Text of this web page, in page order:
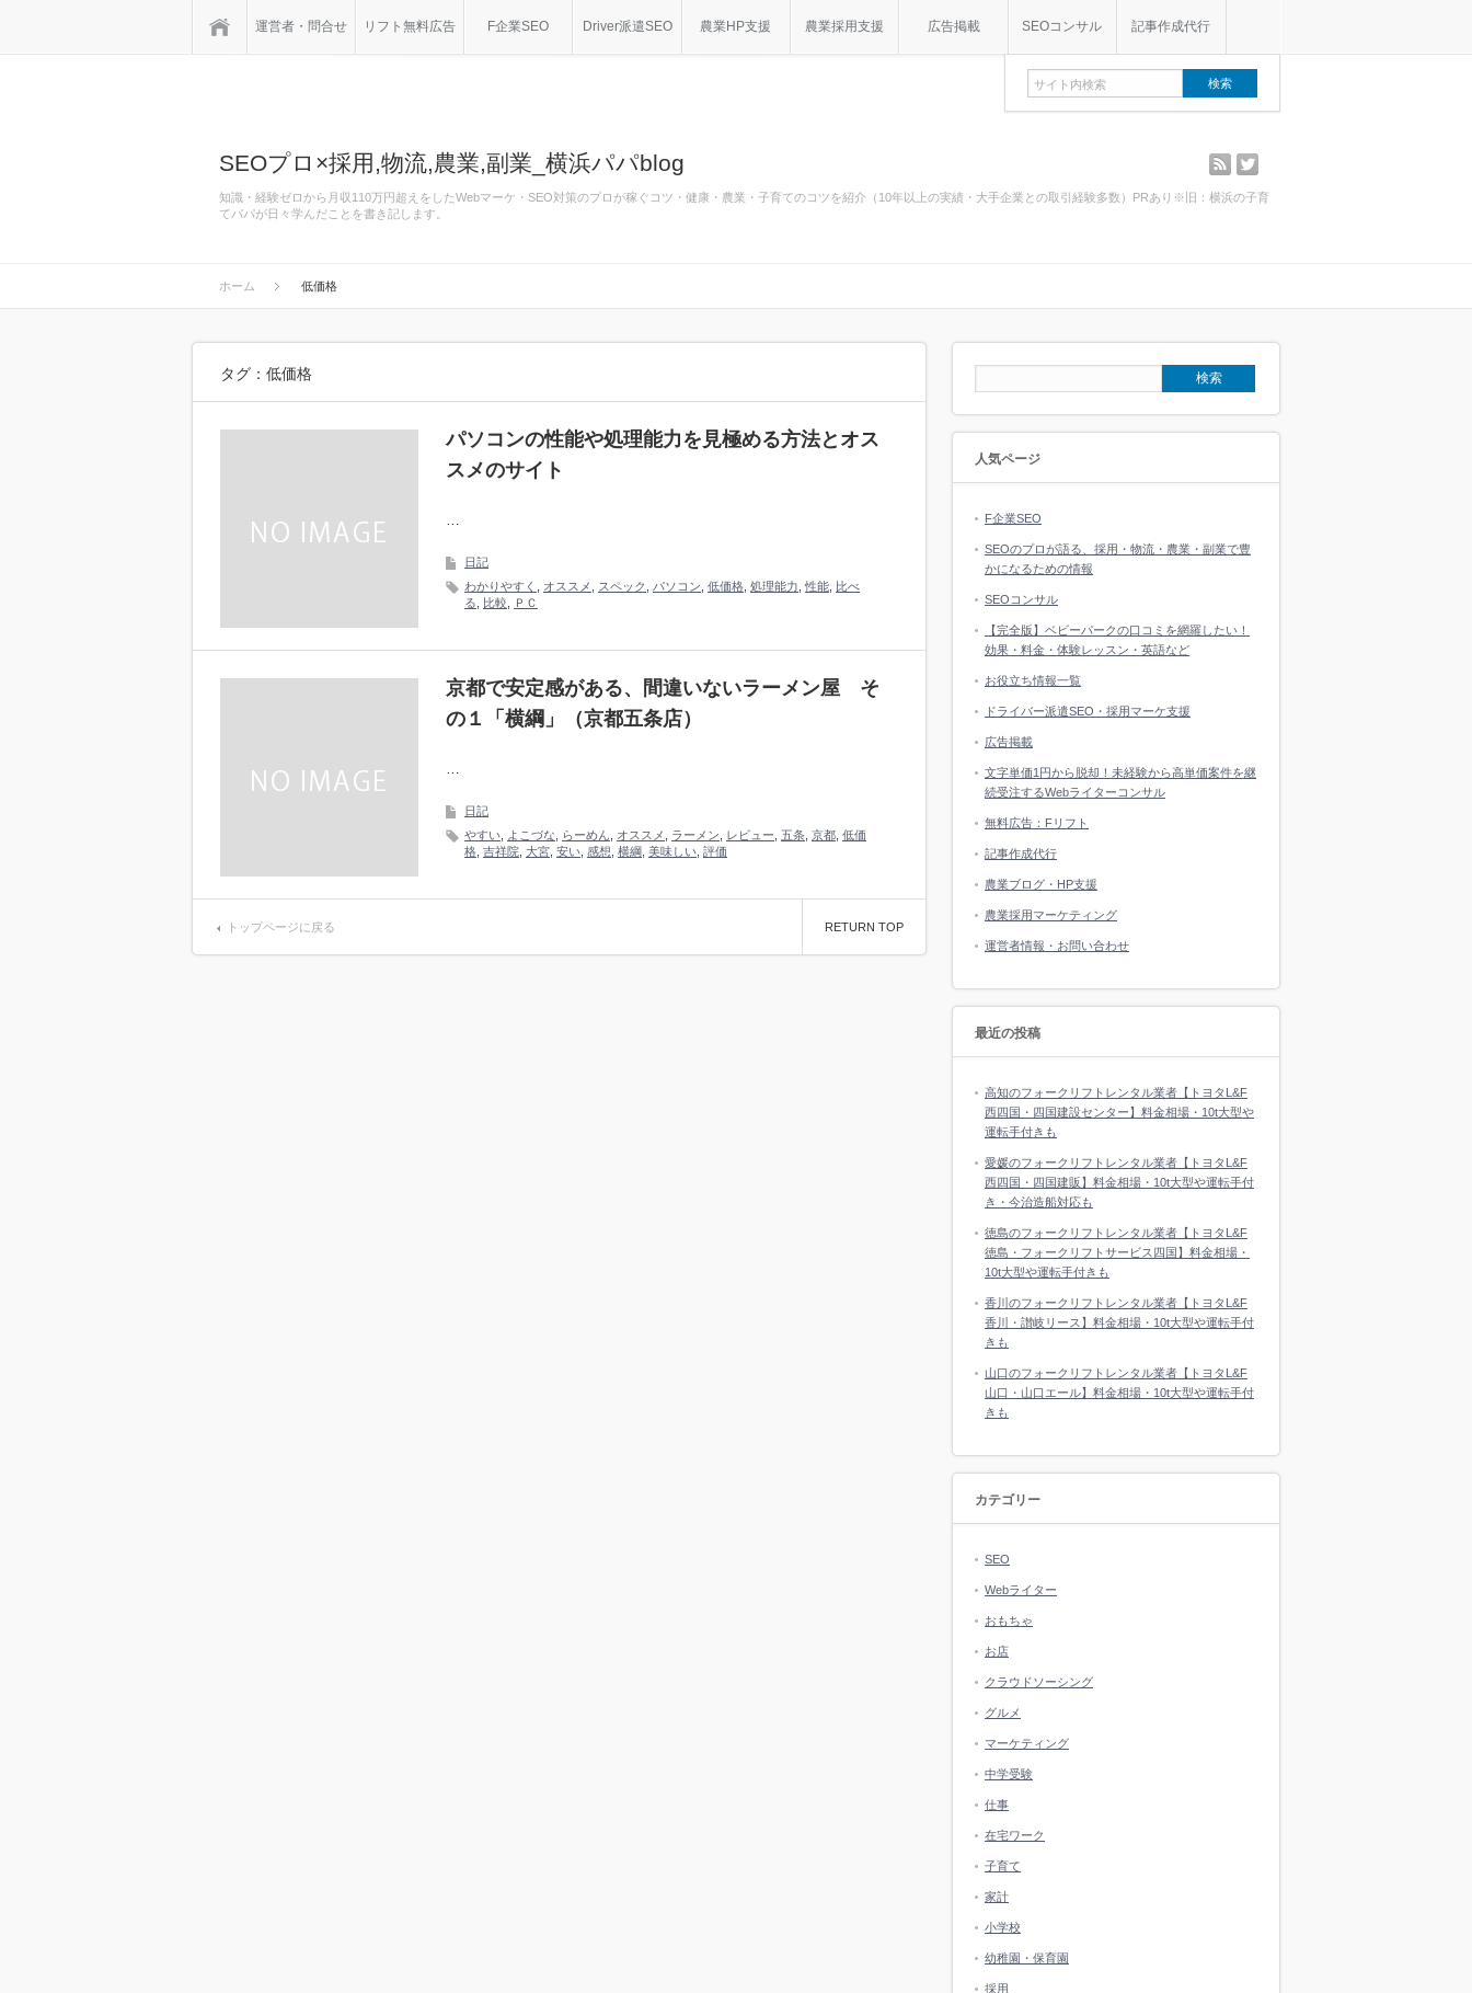
運営者・問合せ リフト無料広告 F企業SEO Driver派遣SEO 農業HP支援 農業採用支援 広告掲載 SEOコンサル 記事作成代行
SEOプロ×採用,物流,農業,副業_横浜パパblog
知識・経験ゼロから月収110万円超えをしたWebマーケ・SEO対策のプロが稼ぐコツ・健康・農業・子育てのコツを紹介（10年以上の実績・大手企業との取引経験多数）PRあり※旧：横浜の子育
てパパが日々学んだことを書き記します。
rss
ホーム 低価格
タグ：低価格
パソコンの性能や処理能力を見極める方法とオス
スメのサイト
…
日記
わかりやすく
オススメ スペック パソコン 低価格 処理能力 ,性能 比べ
る
比較 ＰＣ
京都で安定感がある、間違いないラーメン屋 そ
の１「横綱」（京都五条店）
…
日記
やすい
よこづな らーめん オススメ ラーメン レビュー 五条 京都 低価
格 吉祥院 大宮 安い 感想 横綱 美味しい 評価
トップページに戻る RETURN TOP
人気ページ
F企業SEO
SEOのプロが語る、採用・物流・農業・副業で豊
かになるための情報
SEOコンサル
【完全版】ベビーパークの口コミを網羅したい！
効果・料金・体験レッスン・英語など
お役立ち情報一覧
ドライバー派遣SEO・採用マーケ支援
広告掲載
文字単価1円から脱却！未経験から高単価案件を継
続受注するWebライターコンサル
無料広告：Fリフト
記事作成代行
農業ブログ・HP支援
農業採用マーケティング
運営者情報・お問い合わせ
最近の投稿
高知のフォークリフトレンタル業者【トヨタL&F
西四国・四国建設センター】料金相場・10t大型や
運転手付きも
愛媛のフォークリフトレンタル業者【トヨタL&F
西四国・四国建販】料金相場・10t大型や運転手付
き・今治造船対応も
徳島のフォークリフトレンタル業者【トヨタL&F
徳島・フォークリフトサービス四国】料金相場・
10t大型や運転手付きも
香川のフォークリフトレンタル業者【トヨタL&F
香川・讃岐リース】料金相場・10t大型や運転手付
きも
山口のフォークリフトレンタル業者【トヨタL&F
山口・山口エール】料金相場・10t大型や運転手付
きも
カテゴリー
SEO
Webライター
おもちゃ
お店
クラウドソーシング
グルメ
マーケティング
中学受験
仕事
在宅ワーク
子育て
家計
小学校
幼稚園・保育園
採用